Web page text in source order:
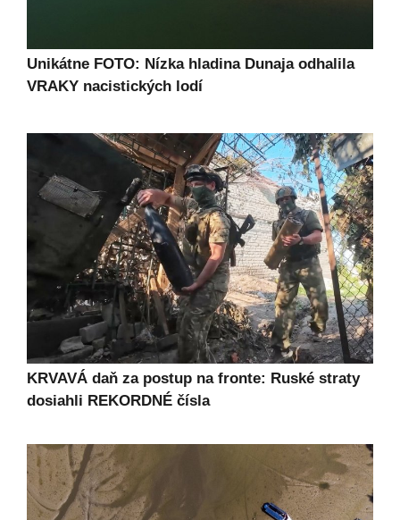
Unikátne FOTO: Nízka hladina Dunaja odhalila
VRAKY nacistických lodí
KRVAVÁ daň za postup na fronte: Ruské straty
dosiahli REKORDNÉ čísla